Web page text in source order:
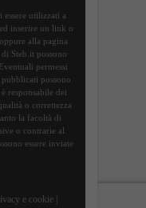
utilizzati a
inserire un link o
alla pagina
Steb.it possono
permessi
possono
responsabile dei
o correttezza
la facoltà di
o contrarie al
essere inviate
e cookie|